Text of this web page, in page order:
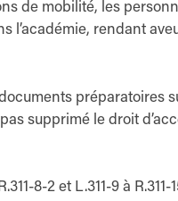
de mobilité, les
l’académie, rendant
préparatoires
supprimé le droit
8-2 et L.311-9 à